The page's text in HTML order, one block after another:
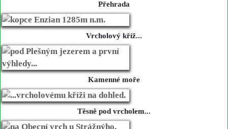
Přehrada
Vrcholový kříž...
Kamenné moře
Těsně pod vrcholem...